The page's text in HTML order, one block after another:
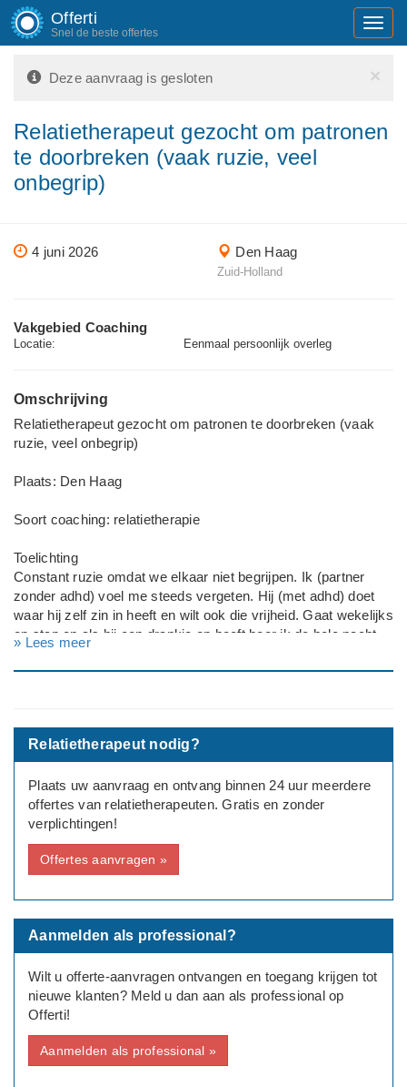
Offerti
Snel de beste offertes
×
Deze aanvraag is gesloten
Relatietherapeut gezocht om patronen
te doorbreken (vaak ruzie, veel
onbegrip)
4 juni 2026 Den Haag
Zuid-Holland
Vakgebied Coaching
Locatie: Eenmaal persoonlijk overleg
Omschrijving
Relatietherapeut gezocht om patronen te doorbreken (vaak
ruzie, veel onbegrip)
Plaats: Den Haag
Soort coaching: relatietherapie
Toelichting
Constant ruzie omdat we elkaar niet begrijpen. Ik (partner
zonder adhd) voel me steeds vergeten. Hij (met adhd) doet
waar hij zelf zin in heeft en wilt ook die vrijheid. Gaat wekelijks
op stap en als hij een drankje op heeft hoor ik de hele nacht
maar we kunnen bepaalde patronen niet doorbreken
» Lees meer
Relatietherapeut nodig?
Plaats uw aanvraag en ontvang binnen 24 uur meerdere
offertes van relatietherapeuten. Gratis en zonder
verplichtingen!
Offertes aanvragen »
Aanmelden als professional?
Wilt u offerte-aanvragen ontvangen en toegang krijgen tot
nieuwe klanten? Meld u dan aan als professional op
Offerti!
Aanmelden als professional »